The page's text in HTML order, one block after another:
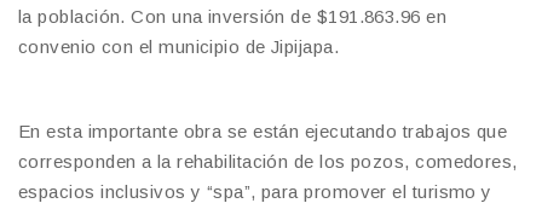
la población. Con una inversión de $191.863.96 en
convenio con el municipio de Jipijapa.
En esta importante obra se están ejecutando trabajos que
corresponden a la rehabilitación de los pozos, comedores,
espacios inclusivos y “spa”, para promover el turismo y